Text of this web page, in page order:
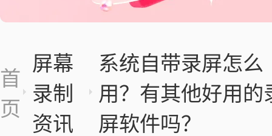
首
页
屏幕
录制
资讯
系统自带录屏怎么
用？有其他好用的
屏软件吗？